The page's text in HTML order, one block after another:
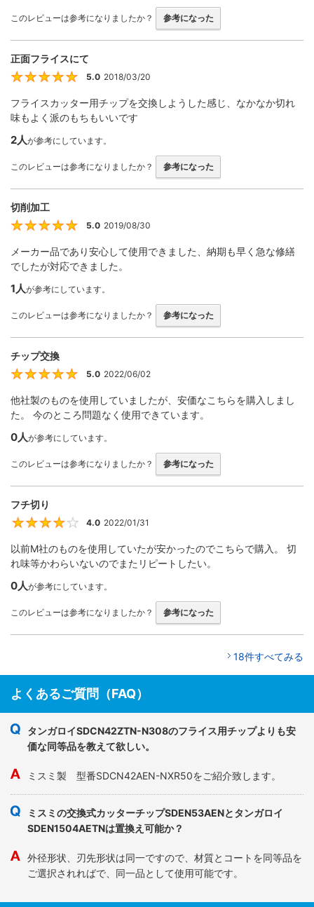
このレビューは参考になりましたか？ 参考になった
正面フライスにて
5
5.0 2018/03/20
フライスカッター用チップを交換しようした感じ、なかなか切れ
味もよく派のもちもいいです
2人が参考にしています。
このレビューは参考になりましたか？ 参考になった
切削加工
5
5.0 2019/08/30
メーカー品であり安心して使用できました、納期も早く急な修繕
でしたが対応できました。
1人が参考にしています。
このレビューは参考になりましたか？ 参考になった
チップ交換
5
5.0 2022/06/02
他社製のものを使用していましたが、安価なこちらを購入しまし
た。 今のところ問題なく使用できています。
0人が参考にしています。
このレビューは参考になりましたか？ 参考になった
フチ切り
4.0 2022/01/31
以前M社のものを使用していたが安かったのでこちらで購入。 切
れ味等かわらいないのでまたリピートしたい。
0人が参考にしています。
このレビューは参考になりましたか？ 参考になった
18件すべてみる
よくあるご質問（FAQ）
タンガロイSDCN42ZTN-N308のフライス用チップよりも安
価な同等品を教えて欲しい。
ミスミ製 型番SDCN42AEN-NXR50をご紹介致します。
ミスミの交換式カッターチップSDEN53AENとタンガロイ
SDEN1504AETNは置換え可能か？
外径形状、刃先形状は同一ですので、材質とコートを同等品を
ご選択されればで、同一品として使用可能です。